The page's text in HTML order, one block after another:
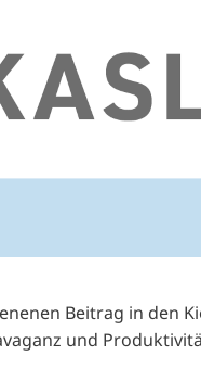
Beitrag in den
und